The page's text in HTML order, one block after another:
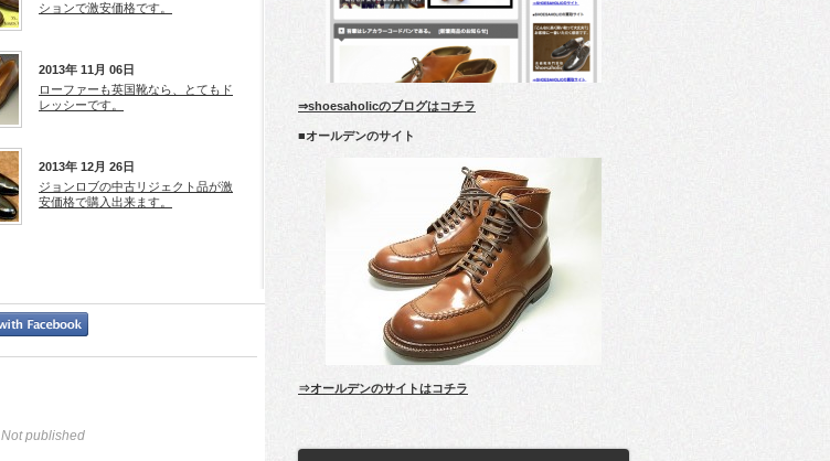
ションで激安価格です。
2013年 11月 06日
ローファーも英国靴なら、とてもド
レッシーです。
2013年 12月 26日
ジョンロブの中古リジェクト品が激
安価格で購入出来ます。
Not published
⇒shoesaholicのブログはコチラ
■オールデンのサイト
⇒オールデンのサイトはコチラ